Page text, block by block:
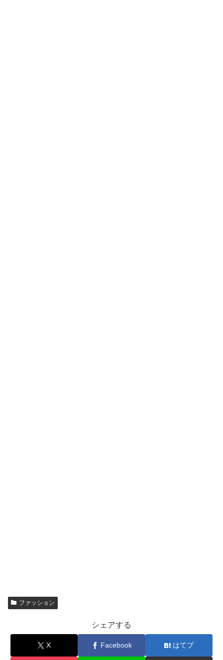
ファッション
シェアする
X Facebook はてブ